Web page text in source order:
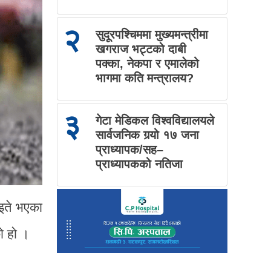
भएका
हो ।
२
सुदूरपश्चिममा मुख्यमन्त्रीमा
खगराज भट्टको दाबी
पक्का, नेकपा र एमालेको
भागमा कति मन्त्रालय?
३
गेटा मेडिकल विश्वविद्यालयले
सार्वजनिक गर्‍यो १७ जना
प्राध्यापक/सह–
प्राध्यापकको नतिजा